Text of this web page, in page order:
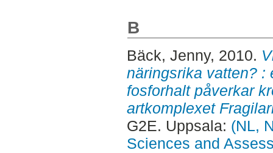
B
Bäck, Jenny, 2010.
näringsrika vatten? :
fosforhalt påverkar
artkomplexet
G2E. Uppsala: (NL,
Sciences and